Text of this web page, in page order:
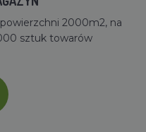
2000m2, na
sztuk towarów